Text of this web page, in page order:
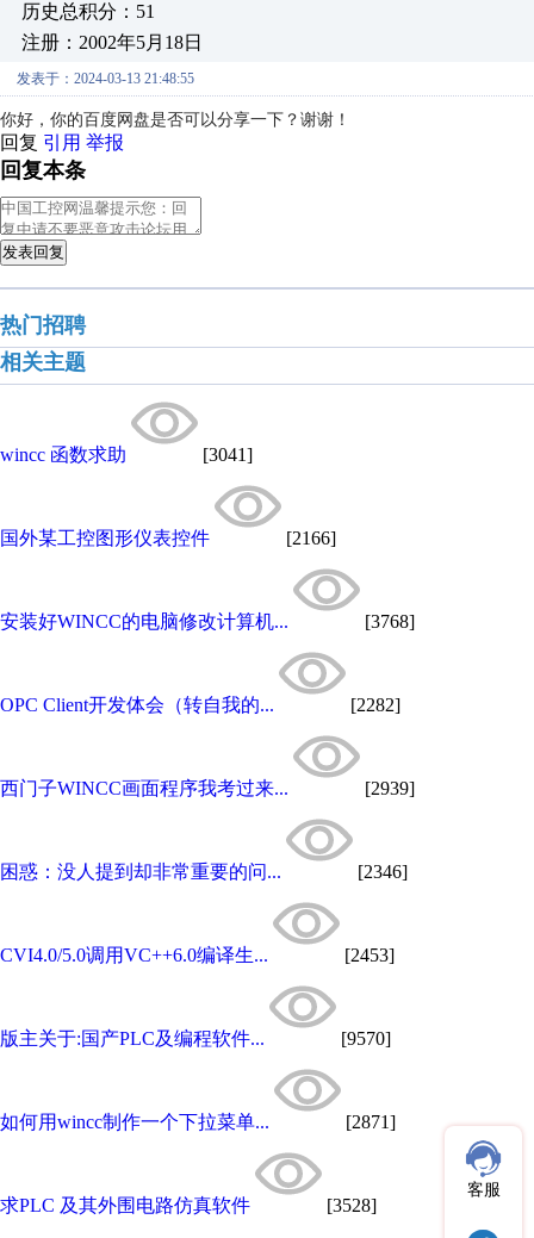
历史总积分：51
注册：2002年5月18日
发表于：2024-03-13 21:48:55
你好，你的百度网盘是否可以分享一下？谢谢！
回复 引用 举报
回复本条
发表回复
热门招聘
相关主题
wincc 函数求助 [3041]
国外某工控图形仪表控件 [2166]
安装好WINCC的电脑修改计算机... [3768]
OPC Client开发体会（转自我的... [2282]
西门子WINCC画面程序我考过来... [2939]
困惑：没人提到却非常重要的问... [2346]
CVI4.0/5.0调用VC++6.0编译生... [2453]
版主关于:国产PLC及编程软件... [9570]
如何用wincc制作一个下拉菜单... [2871]
求PLC 及其外围电路仿真软件 [3528]
客服